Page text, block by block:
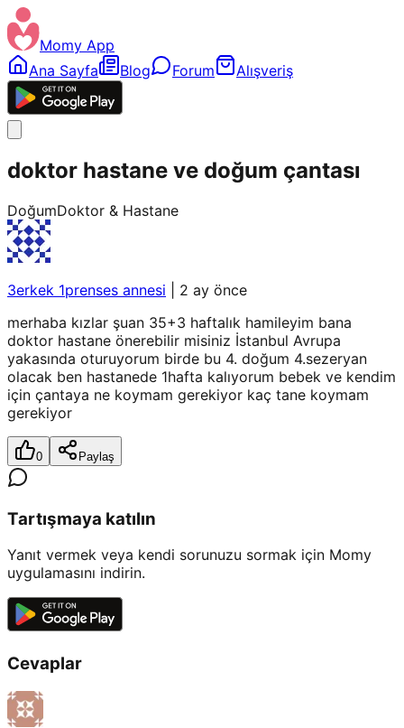
Momy App
Ana Sayfa
Blog Forum Alışveriş
doktor hastane ve doğum çantası
DoğumDoktor & Hastane
3erkek 1prenses annesi
2 ay önce
merhaba kızlar şuan 35+3 haftalık hamileyim bana
doktor hastane önerebilir misiniz İstanbul Avrupa
yakasında oturuyorum birde bu 4. doğum 4.sezeryan
olacak ben hastanede 1hafta kalıyorum bebek ve kendim
için çantaya ne koymam gerekiyor kaç tane koymam
gerekiyor
0 Paylaş
Tartışmaya katılın
Yanıt vermek veya kendi sorunuzu sormak için Momy
uygulamasını indirin.
Cevaplar